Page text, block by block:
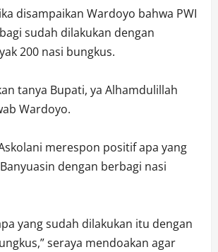
disampaikan Wardoyo bahwa PWI
sudah dilakukan dengan
200 nasi bungkus.
tanya Bupati, ya Alhamdulillah
Wardoyo.
merespon positif apa yang
dengan berbagi nasi
yang sudah dilakukan itu dengan
seraya mendoakan agar